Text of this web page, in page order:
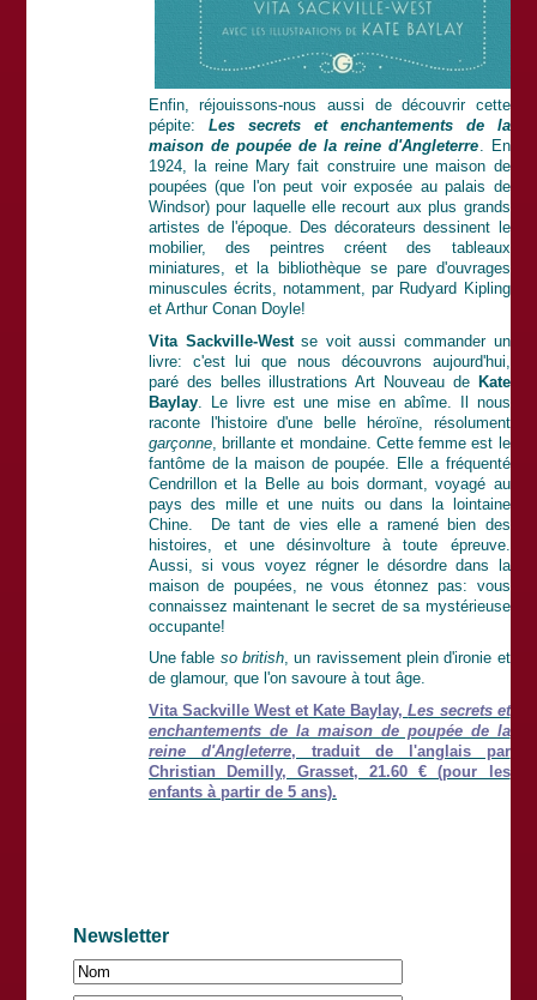
Enfin, réjouissons-nous aussi de découvrir cette
pépite: Les secrets et enchantements de la
maison de poupée de la reine d'Angleterre. En
1924, la reine Mary fait construire une maison de
poupées (que l'on peut voir exposée au palais de
Windsor) pour laquelle elle recourt aux plus grands
artistes de l'époque. Des décorateurs dessinent le
mobilier, des peintres créent des tableaux
miniatures, et la bibliothèque se pare d'ouvrages
minuscules écrits, notamment, par Rudyard Kipling
et Arthur Conan Doyle!
Vita Sackville-Westse voit aussi commander un
livre: c'est lui que nous découvrons aujourd'hui,
paré des belles illustrations Art Nouveau de Kate
Baylay. Le livre est une mise en abîme. Il nous
raconte l'histoire d'une belle héroïne, résolument
garçonne, brillante et mondaine. Cette femme est le
fantôme de la maison de poupée. Elle a fréquenté
Cendrillon et la Belle au bois dormant, voyagé au
pays des mille et une nuits ou dans la lointaine
Chine. De tant de vies elle a ramené bien des
histoires, et une désinvolture à toute épreuve.
Aussi, si vous voyez régner le désordre dans la
maison de poupées, ne vous étonnez pas: vous
connaissez maintenant le secret de sa mystérieuse
occupante!
Une fable so british, un ravissement plein d'ironie et
de glamour, que l'on savoure à tout âge.
Vita Sackville West et Kate Baylay,Les secrets et
enchantements de la maison de poupée de la
reine d'Angleterre, traduit de l'anglais par
Christian Demilly, Grasset, 21.60 € (pour les
enfants à partir de 5 ans).
Newsletter